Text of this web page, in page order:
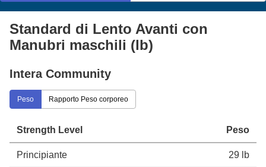
Standard di Lento Avanti con
Manubri maschili (lb)
Intera Community
Peso Rapporto Peso corporeo
Strength Level Peso
Principiante 29 lb